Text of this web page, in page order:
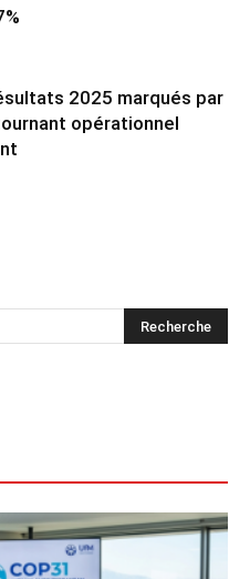
2025 marqués par
opérationnel